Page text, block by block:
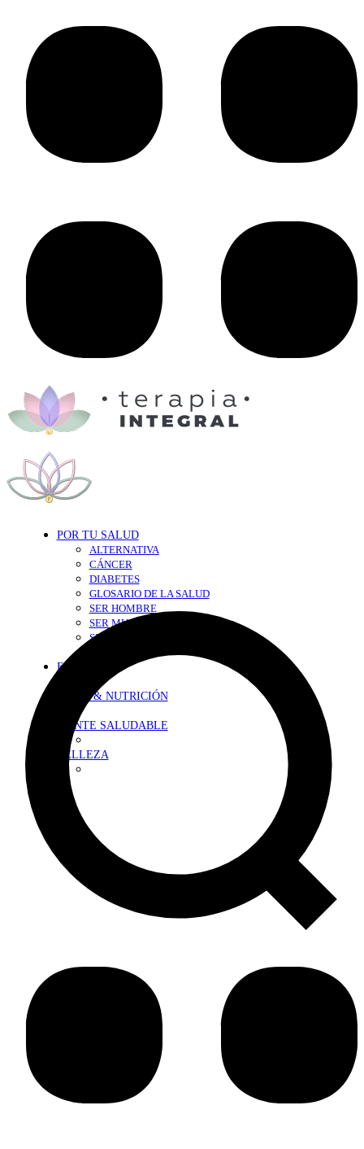
POR TU SALUD
ALTERNATIVA
CÁNCER
DIABETES
GLOSARIO DE LA SALUD
SER HOMBRE
SER MUJER
SEXY-SALUD
EN FORMA
DIETA & NUTRICIÓN
MENTE SALUDABLE
BELLEZA